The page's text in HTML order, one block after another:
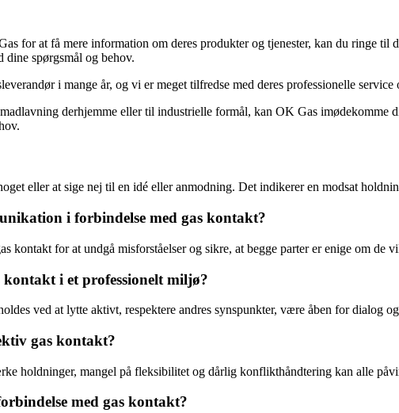
for at få mere information om deres produkter og tjenester, kan du ringe til
spørgsmål og behov.
i mange år, og vi er meget tilfredse med deres professionelle
derhjemme eller til industrielle formål, kan OK Gas imødekomme
eller at sige nej til en idé eller anmodning. Det indikerer en modsat
i forbindelse med gas kontakt?
kontakt for at undgå misforståelser og sikre, at begge parter er enige om de
i et professionelt miljø?
ved at lytte aktivt, respektere andres synspunkter, være åben for dialog
gas kontakt?
holdninger, mangel på fleksibilitet og dårlig konflikthåndtering kan alle
med gas kontakt?